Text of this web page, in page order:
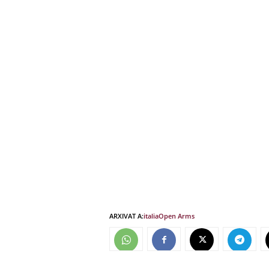
ARXIVAT A:italiaOpen Arms